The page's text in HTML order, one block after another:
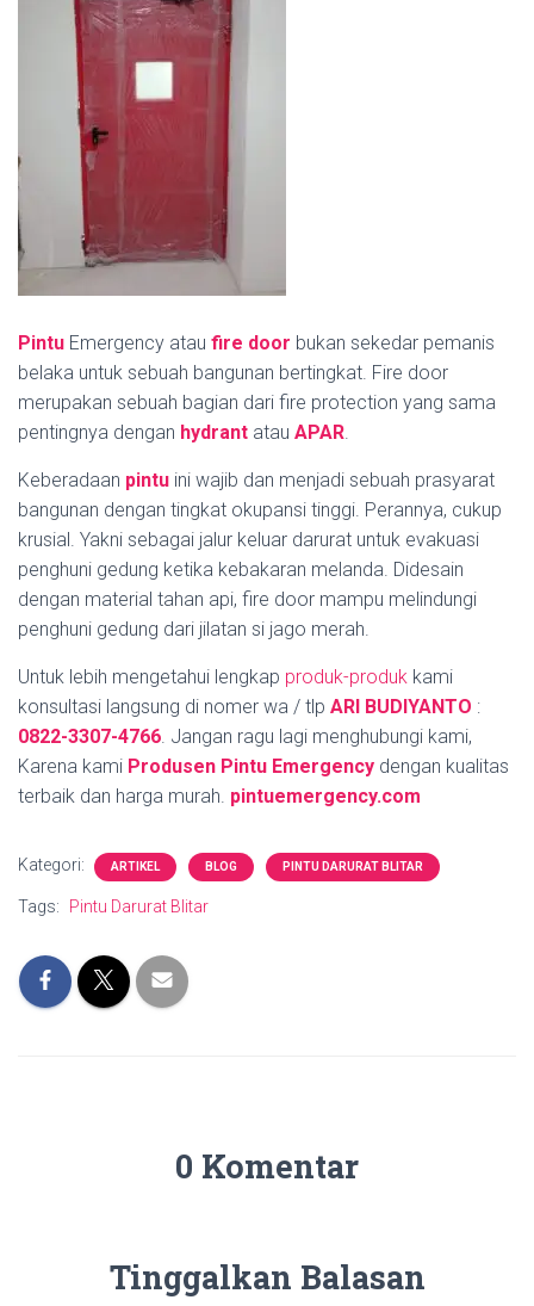
Pintu Emergency atau fire door bukan sekedar pemanis
belaka untuk sebuah bangunan bertingkat. Fire door
merupakan sebuah bagian dari fire protection yang sama
pentingnya dengan hydrant atau APAR.
Keberadaan pintu ini wajib dan menjadi sebuah prasyarat
bangunan dengan tingkat okupansi tinggi. Perannya, cukup
krusial. Yakni sebagai jalur keluar darurat untuk evakuasi
penghuni gedung ketika kebakaran melanda. Didesain
dengan material tahan api, fire door mampu melindungi
penghuni gedung dari jilatan si jago merah.
Untuk lebih mengetahui lengkap produk-produk kami
konsultasi langsung di nomer wa / tlp ARI BUDIYANTO :
0822-3307-4766. Jangan ragu lagi menghubungi kami,
Karena kami Produsen Pintu Emergency dengan kualitas
terbaik dan harga murah. pintuemergency.com
Kategori: ARTIKEL BLOG PINTU DARURAT BLITAR
Tags: Pintu Darurat Blitar
0 Komentar
Tinggalkan Balasan